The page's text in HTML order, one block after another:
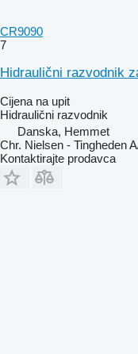
CR9090
7
Hidraulični razvodnik
Cijena na upit
Hidraulični razvodnik
Danska, Hemmet
Chr. Nielsen - Tingheden
Kontaktirajte prodavca